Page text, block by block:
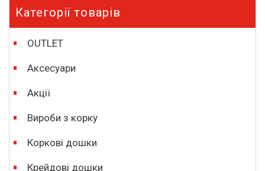
Категорії товарів
OUTLET
Аксесуари
Акції
Вироби з корку
Коркові дошки
Крейдові дошки